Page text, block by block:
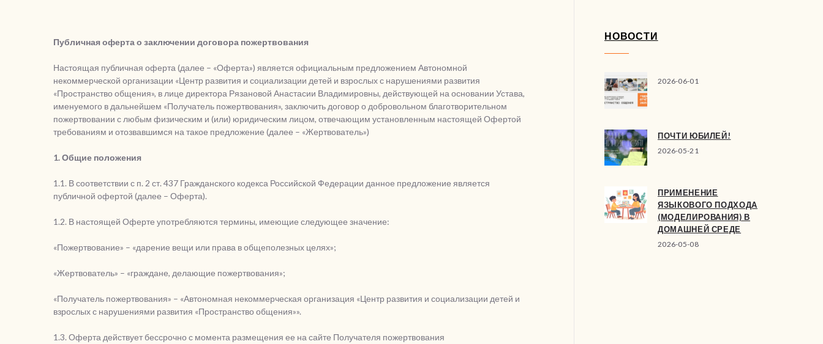
Публичная оферта о заключении договора пожертвования
Настоящая публичная оферта (далее – «Оферта») является официальным предложением Автономной
некоммерческой организации «Центр развития и социализации детей и взрослых с нарушениями развития
«Пространство общения», в лице директора Рязановой Анастасии Владимировны, действующей на основании Устава,
именуемого в дальнейшем «Получатель пожертвования», заключить договор о добровольном благотворительном
пожертвовании с любым физическим и (или) юридическим лицом, отвечающим установленным настоящей Офертой
требованиям и отозвавшимся на такое предложение (далее – «Жертвователь»)
1. Общие положения
1.1. В соответствии с п. 2 ст. 437 Гражданского кодекса Российской Федерации данное предложение является
публичной офертой (далее – Оферта).
1.2. В настоящей Оферте употребляются термины, имеющие следующее значение:
«Пожертвование» – «дарение вещи или права в общеполезных целях»;
«Жертвователь» – «граждане, делающие пожертвования»;
«Получатель пожертвования» – «Автономная некоммерческая организация «Центр развития и социализации детей и
взрослых с нарушениями развития «Пространство общения»».
1.3. Оферта действует бессрочно с момента размещения ее на сайте Получателя пожертвования
НОВОСТИ
2026-06-01
ПОЧТИ ЮБИЛЕЙ!
2026-05-21
ПРИМЕНЕНИЕ
ЯЗЫКОВОГО ПОДХОДА
(МОДЕЛИРОВАНИЯ) В
ДОМАШНЕЙ СРЕДЕ
2026-05-08